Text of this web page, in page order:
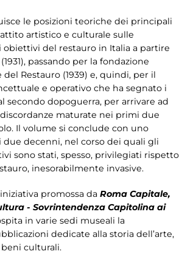
le posizioni teoriche dei principali
artistico e culturale sulle
del restauro in Italia a partire
passando per la fondazione
Restauro (1939) e, quindi, per il
e operativo che ha segnato i
secondo dopoguerra, per arrivare ad
maturate nei primi due
Il volume si conclude con uno
decenni, nel corso dei quali gli
sono stati, spesso, privilegiati rispetto
inesorabilmente invasive.
promossa da Roma Capitale,
- Sovrintendenza Capitolina ai
in varie sedi museali la
dedicate alla storia dell’arte,
culturali.